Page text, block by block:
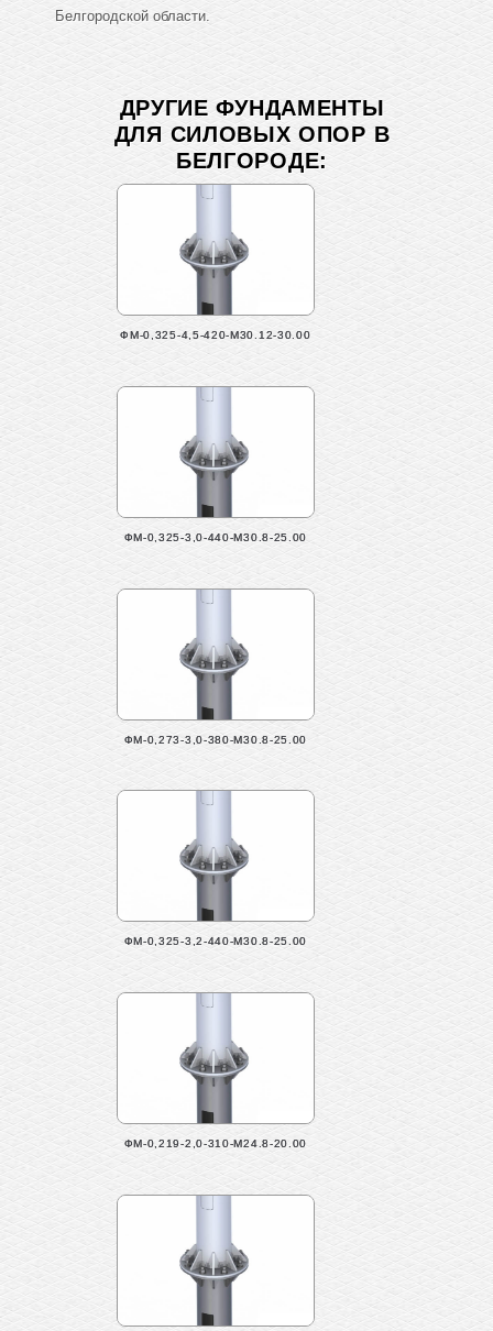
Белгородской области.
ДРУГИЕ ФУНДАМЕНТЫ
ДЛЯ СИЛОВЫХ ОПОР В
БЕЛГОРОДЕ:
ФМ-0,325-4,5-420-М30.12-30.00
ФМ-0,325-3,0-440-М30.8-25.00
ФМ-0,273-3,0-380-М30.8-25.00
ФМ-0,325-3,2-440-М30.8-25.00
ФМ-0,219-2,0-310-М24.8-20.00